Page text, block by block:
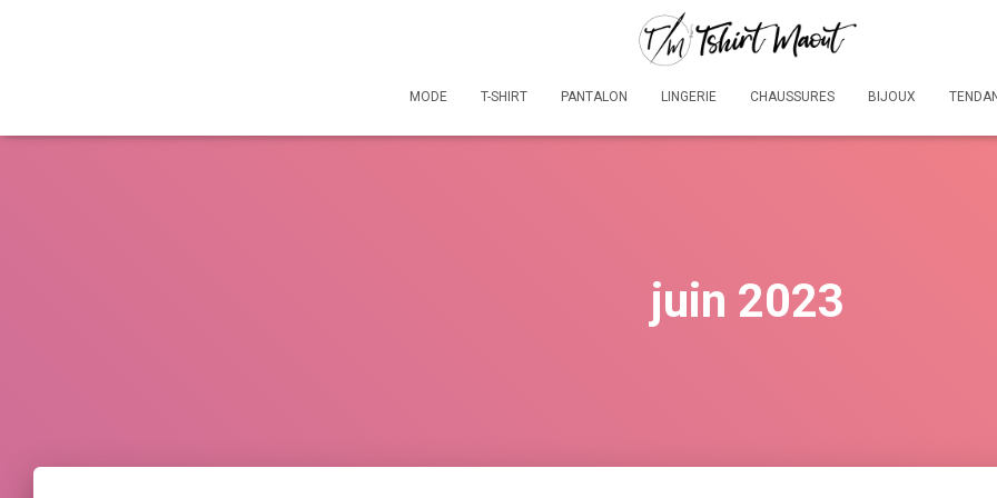
MODE T-SHIRT PANTALON LINGERIE CHAUSSURES BIJOUX
juin 2023